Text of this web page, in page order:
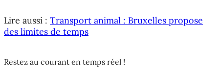
Lire aussi : Transport animal : Bruxelles propose
des limites de temps
Restez au courant en temps réel !